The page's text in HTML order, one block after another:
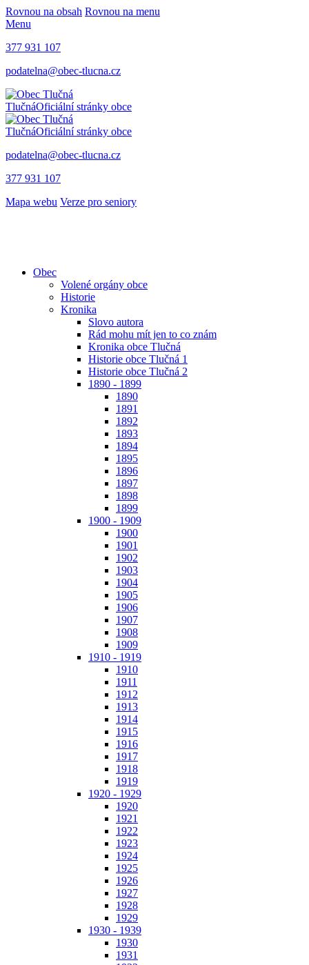
Rovnou na obsah Rovnou na menu
Menu
377 931 107
podatelna@obec-tlucna.cz
TlučnáOficiální stránky obce
TlučnáOficiální stránky obce
podatelna@obec-tlucna.cz
377 931 107
Mapa webu Verze pro seniory
Obec
Volené orgány obce
Historie
Kronika
Slovo autora
Rád mohu mít jen to co znám
Kronika obce Tlučná
Historie obce Tlučná 1
Historie obce Tlučná 2
1890 - 1899
1890
1891
1892
1893
1894
1895
1896
1897
1898
1899
1900 - 1909
1900
1901
1902
1903
1904
1905
1906
1907
1908
1909
1910 - 1919
1910
1911
1912
1913
1914
1915
1916
1917
1918
1919
1920 - 1929
1920
1921
1922
1923
1924
1925
1926
1927
1928
1929
1930 - 1939
1930
1931